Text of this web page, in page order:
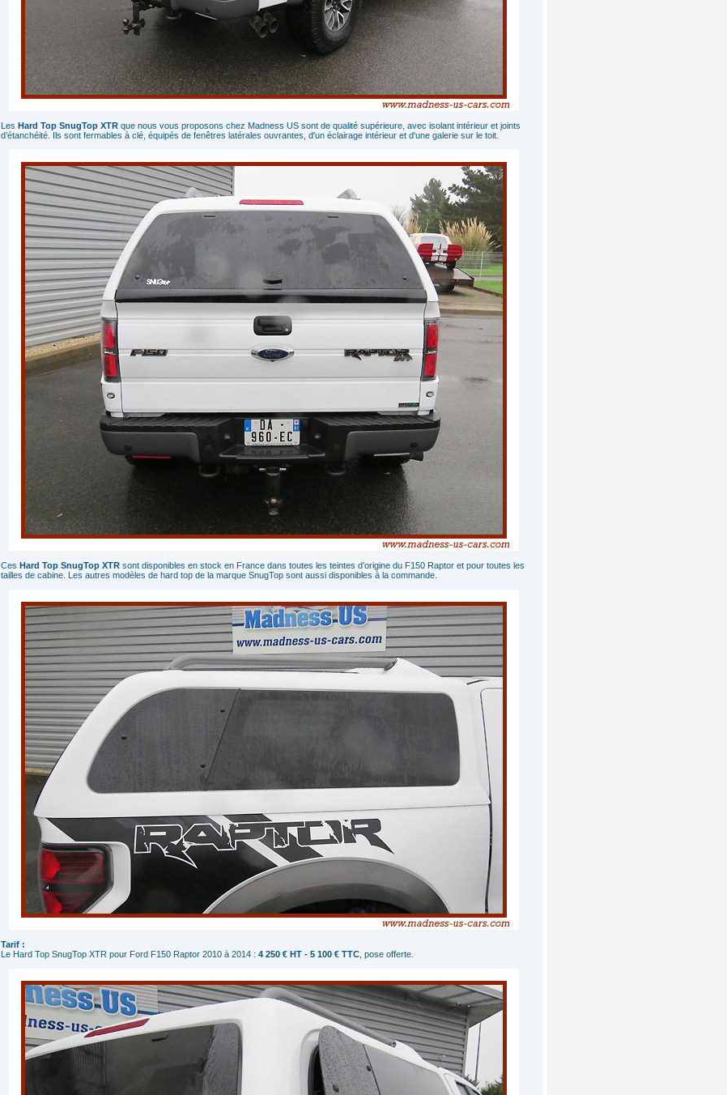
Les Hard Top SnugTop XTR que nous vous proposons chez Madness US sont de qualité supérieure, avec isolant intérieur et joints
d’étanchéité. Ils sont fermables à clé, équipés de fenêtres latérales ouvrantes, d'un éclairage intérieur et d'une galerie sur le toit.
Ces Hard Top SnugTop XTR sont disponibles en stock en France dans toutes les teintes d’origine du F150 Raptor et pour toutes les
tailles de cabine. Les autres modèles de hard top de la marque SnugTop sont aussi disponibles à la commande.
Tarif :
Le Hard Top SnugTop XTR pour Ford F150 Raptor 2010 à 2014 : 4 250 € HT - 5 100 € TTC , pose offerte.